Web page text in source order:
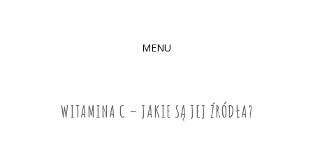
MENU
WITAMINA C – JAKIE SĄ JEJ ŹRÓDŁA?